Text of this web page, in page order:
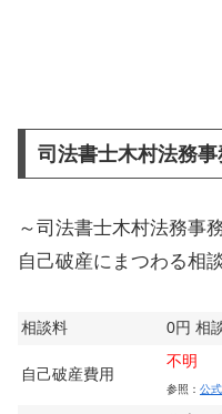
司法書士木村法務事
～司法書士木村法務事
自己破産にまつわる相
相談料 0円 相
自己破産費用
不明
参照： 公